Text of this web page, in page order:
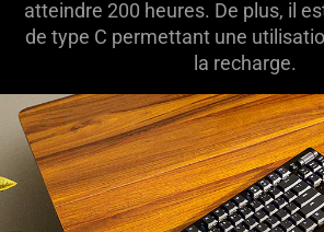
atteindre 200 heures. De plus, il
de type C permettant une
la recharge.